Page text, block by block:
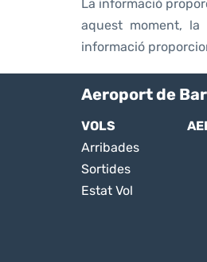
La informació
aquest moment,
informació
Aeroport de
VOLS
Arribades
Sortides
Estat Vol